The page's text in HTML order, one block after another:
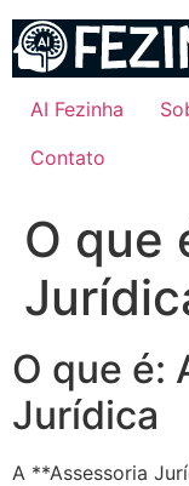
para
conteúdo
AI Fezinha
Contato
O que
O que é:
Jurídica
A **Assessoria